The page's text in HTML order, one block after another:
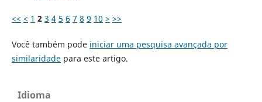
<< < 1 2 3 4 5 6 7 8 9 10 > >>
Você também pode iniciar uma pesquisa avançada por
similaridadepara este artigo.
Idioma